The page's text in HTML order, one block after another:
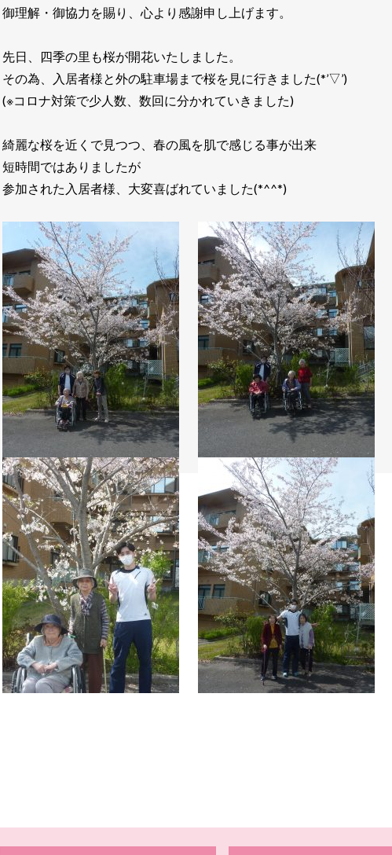
御理解・御協力を賜り、心より感謝申し上げます。
先日、四季の里も桜が開花いたしました。
その為、入居者様と外の駐車場まで桜を見に行きました(*’▽’)
(※コロナ対策で少人数、数回に分かれていきました)
綺麗な桜を近くで見つつ、春の風を肌で感じる事が出来
短時間ではありましたが
参加された入居者様、大変喜ばれていました(*^^*)